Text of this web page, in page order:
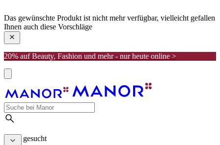
Das gewünschte Produkt ist nicht mehr verfügbar, vielleicht gefallen
Ihnen auch diese Vorschläge
20% auf Beauty, Fashion und mehr - nur heute online >
Meist gesucht